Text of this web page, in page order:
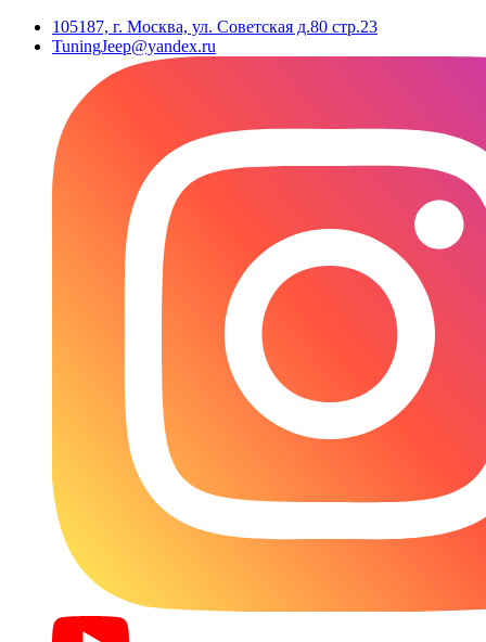
105187, г. Москва, ул. Советская д.80 стр.23
TuningJeep@yandex.ru